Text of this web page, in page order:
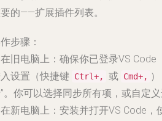
的——扩展插件列表。
步骤：
在旧电脑上 ：确保你已登录VS
设置（快捷键 Ctrl+, 或 Cmd+,
。你可以选择同步所有项，或自定义
在新电脑上 ：安装并打开VS Code